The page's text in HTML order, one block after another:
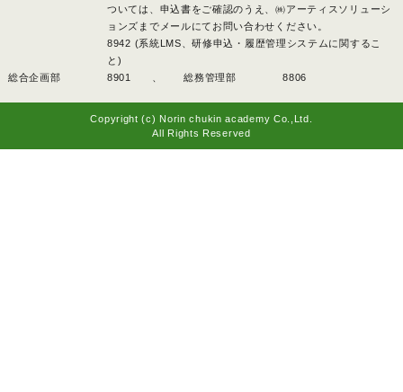
ついては、申込書をご確認のうえ、㈱アーティスソリューシ
ョンズまでメールにてお問い合わせください。
8942 (系統LMS、研修申込・履歴管理システムに関するこ
と)
総合企画部
8901 、総務管理部 8806
Copyright (c) Norin chukin academy Co.,Ltd.
All Rights Reserved